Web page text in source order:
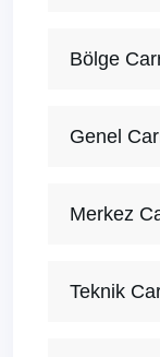
Bölge
Genel
Merkez
Teknik